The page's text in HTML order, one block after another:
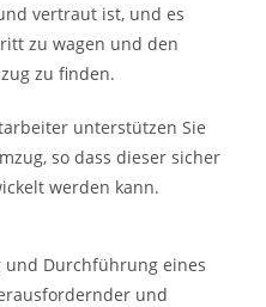
vertraut ist, und es
zu wagen und den
zu finden.
unterstützen Sie
so dass dieser sicher
werden kann.
und Durchführung eines
und